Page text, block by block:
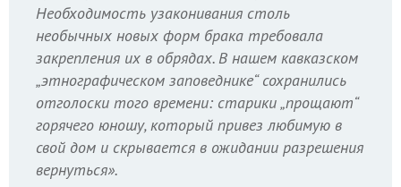
Необходимость узаконивания столь
необычных новых форм брака требовала
закрепления их в обрядах. В нашем кавказском
„этнографическом заповеднике“ сохранились
отголоски того времени: старики „прощают“
горячего юношу, который привез любимую в
свой дом и скрывается в ожидании разрешения
вернуться».